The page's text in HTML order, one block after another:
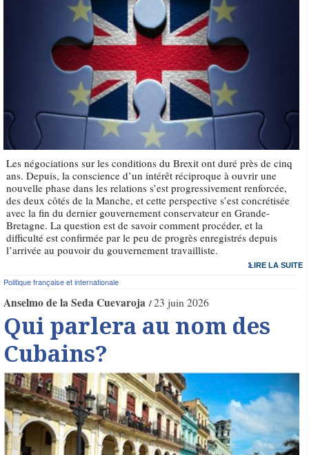
Les négociations sur les conditions du Brexit ont duré près de cinq
ans. Depuis, la conscience d’un intérêt réciproque à ouvrir une
nouvelle phase dans les relations s’est progressivement renforcée,
des deux côtés de la Manche, et cette perspective s’est concrétisée
avec la fin du dernier gouvernement conservateur en Grande-
Bretagne. La question est de savoir comment procéder, et la
difficulté est confirmée par le peu de progrès enregistrés depuis
l’arrivée au pouvoir du gouvernement travailliste.
LIRE LA SUITE
Politique française et internationale
Anselmo de la Seda Cuevaroja 23 juin 2026
Qui parlera au nom des
Cubains?